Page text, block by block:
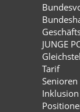
JUNGE
Tarif
Senioren